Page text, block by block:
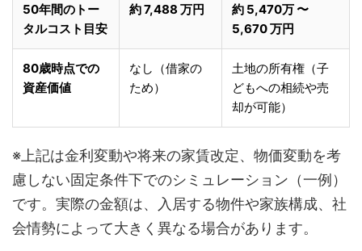
50年間のトー
タルコスト目安
約 7,488 万円
約 5,470万 〜
5,670 万円
80歳時点での
資産価値
なし（借家の
ため）
土地の所有権（子
どもへの相続や売
却が可能）
※上記は金利変動や将来の家賃改定、物価変動を考
慮しない固定条件下でのシミュレーション（一例）
です。実際の金額は、入居する物件や家族構成、社
会情勢によって大きく異なる場合があります。